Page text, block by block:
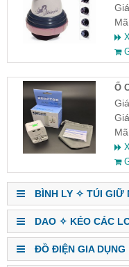
Ổ
BÌNH LY ✧ TÚI GIỮ
DAO ✧ KÉO CÁC
ĐỒ ĐIỆN GIA DỤNG